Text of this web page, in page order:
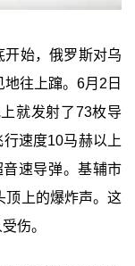
开始，俄罗斯对乌
往上蹿。6月2日
就发射了73枚导
速度10马赫以上
音速导弹。基辅市
顶上的爆炸声。这
伤。